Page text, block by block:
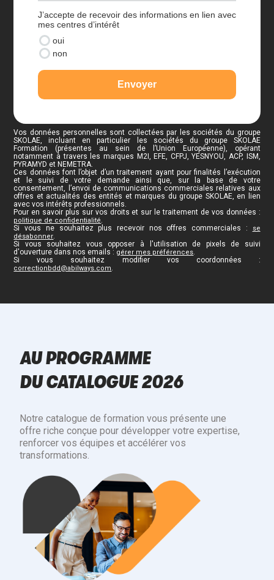
J’accepte de recevoir des informations en lien avec
mes centres d’intérêt
oui
non
Envoyer
Vos données personnelles sont collectées par les sociétés du groupe
SKOLAE, incluant en particulier les sociétés du groupe SKOLAE
Formation (présentes au sein de l’Union Européenne), opérant
notamment à travers les marques M2I, EFE, CFPJ, YESNYOU, ACP, ISM,
PYRAMYD et NEMETRA.
Ces données font l’objet d’un traitement ayant pour finalités l’exécution
et le suivi de votre demande ainsi que, sur la base de votre
consentement, l’envoi de communications commerciales relatives aux
offres et actualités des entités et marques du groupe SKOLAE, en lien
avec vos intérêts professionnels.
Pour en savoir plus sur vos droits et sur le traitement de vos données :
politique de confidentialité.
Si vous ne souhaitez plus recevoir nos offres commerciales :
se
désabonner.
Si vous souhaitez vous opposer à l'utilisation de pixels de suivi
d'ouverture dans nos emails : gérer mes préférences.
Si vous souhaitez modifier vos coordonnées :
correctionbdd@abilways.com.
AU PROGRAMME
DU CATALOGUE 2026
Notre catalogue de formation vous présente une
offre riche conçue pour développer votre expertise,
renforcer vos équipes et accélérer vos
transformations.